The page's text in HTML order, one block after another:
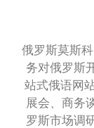
俄罗斯莫斯
务对俄罗斯
站式俄语网
展会、商务
罗斯市场调